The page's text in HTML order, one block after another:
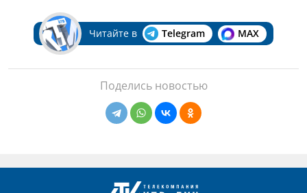
Читайте в Telegram MAX
Поделись новостью